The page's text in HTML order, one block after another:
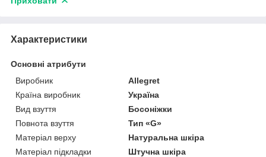
Характеристики
Основні атрибути
Виробник
Allegret
Країна виробник
Україна
Вид взуття
Босоніжки
Повнота взуття
Тип «G»
Матеріал верху
Натуральна шкіра
Матеріал підкладки
Штучна шкіра